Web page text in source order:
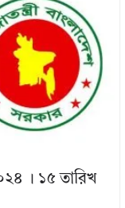
। ১৫ তারিখ